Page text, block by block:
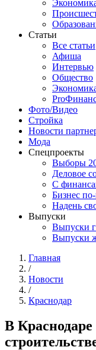
Статьи
Все статьи
Афиша
Интервью
Общество
Фото/Видео
Стройка
Новости
Мода
Спецпроекты
Выборы
Деловое
С
Бизнес
Надень
Выпуски
Выпуски
Выпуски
Главная
/
Новости
/
Краснодар
В